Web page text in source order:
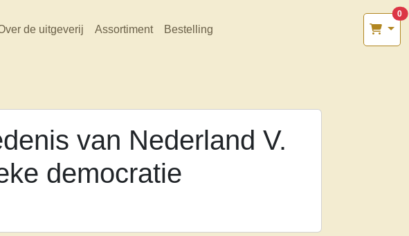
de uitgeverij Assortiment Bestelling
0
van Nederland V.
democratie